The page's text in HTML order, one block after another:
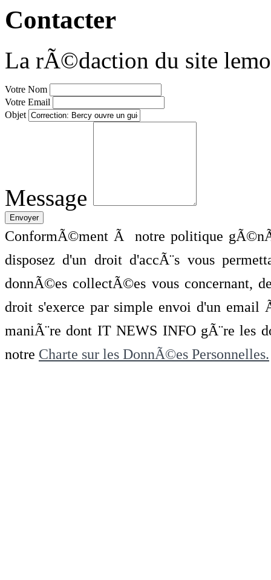
Contacter
La rÃ©daction du site
Votre Nom
Votre Email
Objet
Message
ConformÃ©ment Ã notre politique
disposez d'un droit d'accÃ¨s vous
donnÃ©es collectÃ©es vous concernant,
droit s'exerce par simple envoi d'un
maniÃ¨re dont IT NEWS INFO gÃ¨re les
notre Charte sur les DonnÃ©es Personnelles.